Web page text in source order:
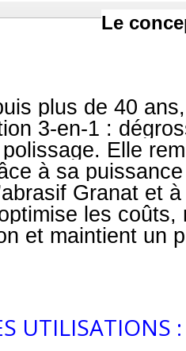
Le
plus de 40
3-en-1 :
Elle
à sa
Granat et
les coûts,
et maintient un
UTILISATIONS :